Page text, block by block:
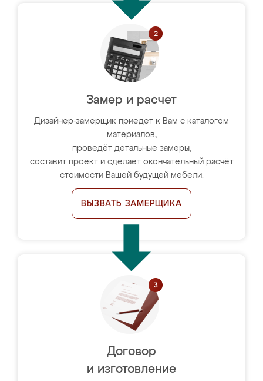
Замер и расчет
Дизайнер-замерщик приедет к Вам с каталогом
материалов,
проведёт детальные замеры,
составит проект и сделает окончательный расчёт
стоимости Вашей будущей мебели.
ВЫЗВАТЬ ЗАМЕРЩИКА
Договор
и изготовление